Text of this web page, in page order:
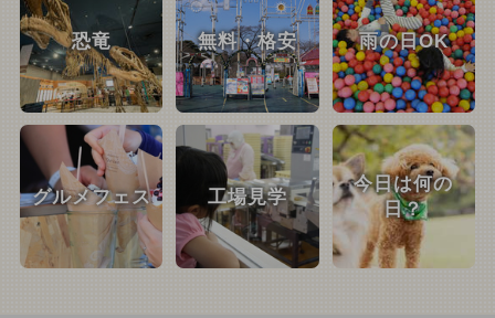
恐竜 無料・格安 雨の日OK
グルメフェス 工場見学
今日は何の
日？